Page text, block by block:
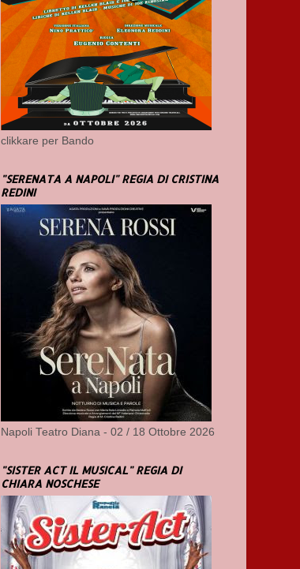
clikkare per Bando
"SERENATA A NAPOLI" REGIA DI CRISTINA
REDINI
Napoli Teatro Diana - 02 / 18 Ottobre 2026
"SISTER ACT IL MUSICAL" REGIA DI
CHIARA NOSCHESE